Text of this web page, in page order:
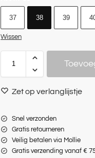
37 38 39
Wissen
Zet op verlanglijstje
Snel verzonden
Gratis retourneren
Veilig betalen via Mollie
Gratis verzending vanaf €